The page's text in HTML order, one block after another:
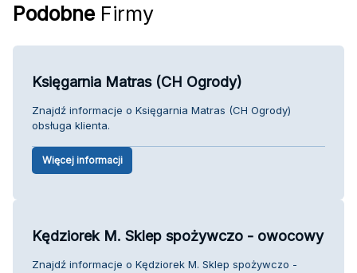
Podobne Firmy
Księgarnia Matras (CH Ogrody)
Znajdź informacje o Księgarnia Matras (CH Ogrody)
obsługa klienta.
Więcej informacji
Kędziorek M. Sklep spożywczo - owocowy
Znajdź informacje o Kędziorek M. Sklep spożywczo -